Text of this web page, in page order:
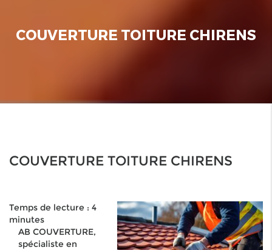
COUVERTURE TOITURE CHIRENS
COUVERTURE TOITURE CHIRENS
Temps de lecture : 4
minutes
AB COUVERTURE,
spécialiste en